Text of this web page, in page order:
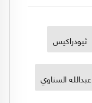
ثيودراكيس
عبدالله السناوي